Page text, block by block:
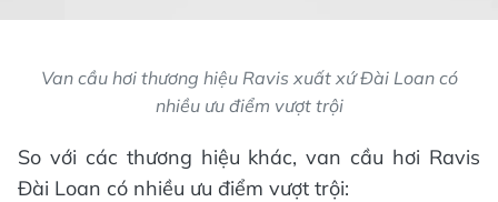
Van cầu hơi thương hiệu Ravis xuất xứ Đài Loan có
nhiều ưu điểm vượt trội
So với các thương hiệu khác, van cầu hơi Ravis
Đài Loan có nhiều ưu điểm vượt trội: